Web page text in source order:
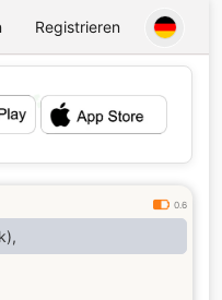
Registrieren
💕
0.6